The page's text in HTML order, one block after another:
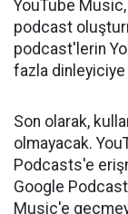
YouTube
podcast
podcast'lerin
fazla dinleyiciye
Son olarak,
olmayacak.
Podcasts'e
Google
Music'e